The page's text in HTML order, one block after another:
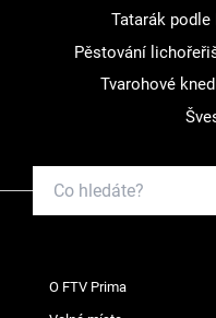
Tatarák podle
Pěstování
Tvarohové
O FTV Prima